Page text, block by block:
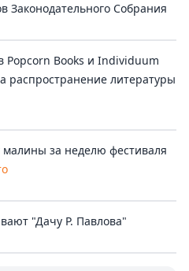
Законодательного Собрания
Popcorn Books и Individuum
распространение литературы
за неделю фестиваля
"Дачу Р. Павлова"